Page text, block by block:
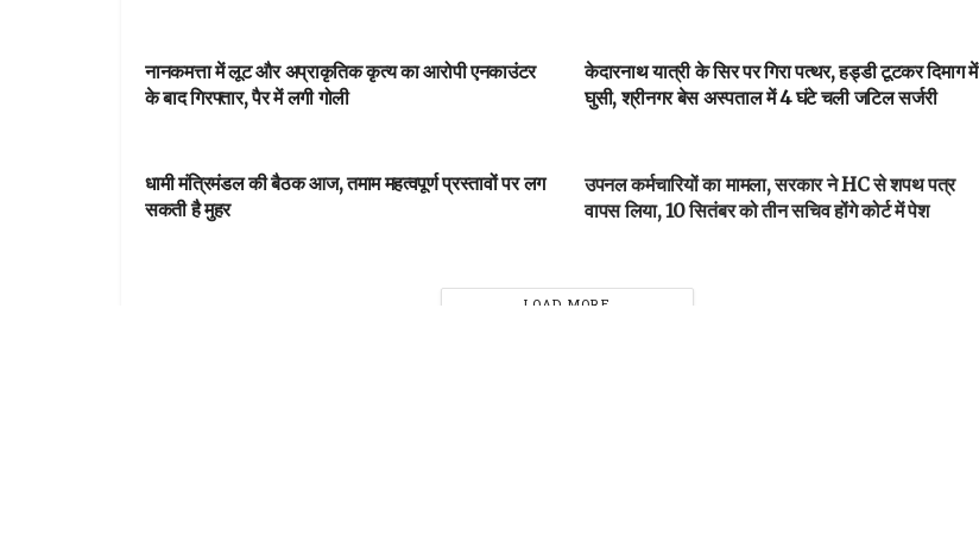
नानकमत्ता में लूट और अप्राकृतिक कृत्य का आरोपी एनकाउंटर
के बाद गिरफ्तार, पैर में लगी गोली
केदारनाथ यात्री के सिर पर गिरा पत्थर, हड्डी टूटकर दिमाग में
घुसी, श्रीनगर बेस अस्पताल में 4 घंटे चली जटिल सर्जरी
धामी मंत्रिमंडल की बैठक आज, तमाम महत्वपूर्ण प्रस्तावों पर लग
सकती है मुहर
उपनल कर्मचारियों का मामला, सरकार ने HC से शपथ पत्र
वापस लिया, 10 सितंबर को तीन सचिव होंगे कोर्ट में पेश
LOAD MORE